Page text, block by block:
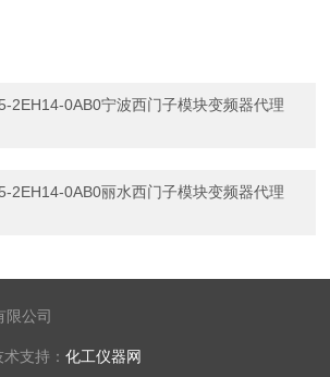
2EH14-0AB0宁波西门子模块变频器代理
2EH14-0AB0丽水西门子模块变频器代理
限公司
支持：化工仪器网